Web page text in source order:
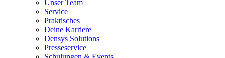
Unser Team
Service
Praktisches
Deine Karriere
Densys Solutions
Presseservice